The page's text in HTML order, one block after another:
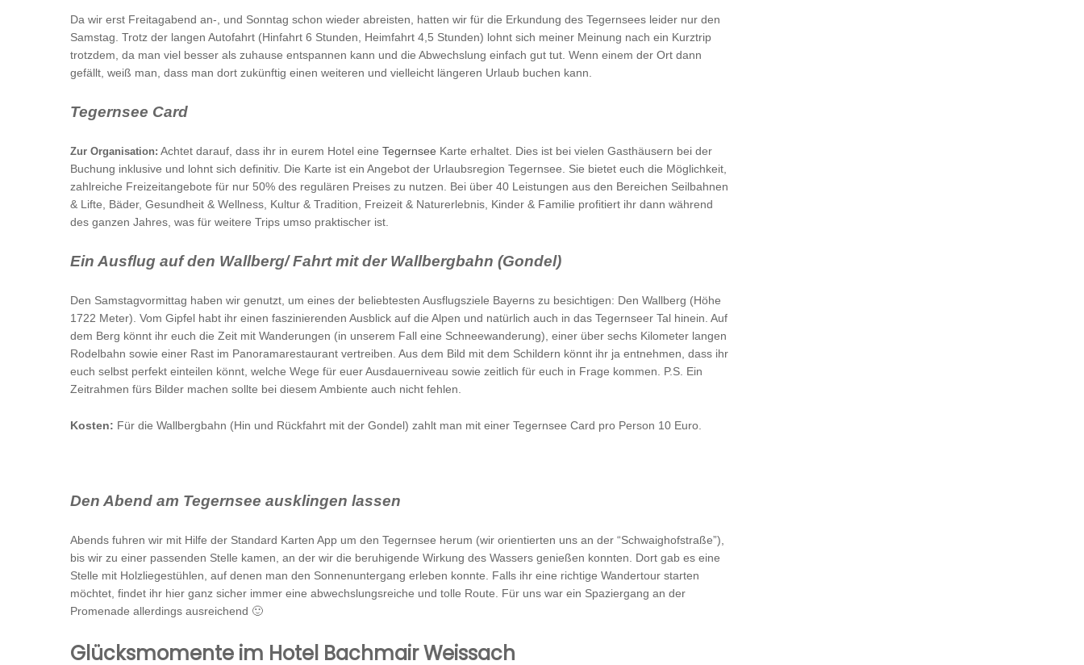
Da wir erst Freitagabend an-, und Sonntag schon wieder abreisten, hatten wir für die Erkundung des Tegernsees leider nur den
Samstag. Trotz der langen Autofahrt (Hinfahrt 6 Stunden, Heimfahrt 4,5 Stunden) lohnt sich meiner Meinung nach ein Kurztrip
trotzdem, da man viel besser als zuhause entspannen kann und die Abwechslung einfach gut tut. Wenn einem der Ort dann
gefällt, weiß man, dass man dort zukünftig einen weiteren und vielleicht längeren Urlaub buchen kann.
Tegernsee Card
Zur Organisation: Achtet darauf, dass ihr in eurem Hotel eine Tegernsee Karte erhaltet. Dies ist bei vielen Gasthäusern bei der
Buchung inklusive und lohnt sich definitiv. Die Karte ist ein Angebot der Urlaubsregion Tegernsee. Sie bietet euch die Möglichkeit,
zahlreiche Freizeitangebote für nur 50% des regulären Preises zu nutzen. Bei über 40 Leistungen aus den Bereichen Seilbahnen
& Lifte, Bäder, Gesundheit & Wellness, Kultur & Tradition, Freizeit & Naturerlebnis, Kinder & Familie profitiert ihr dann während
des ganzen Jahres, was für weitere Trips umso praktischer ist.
Ein Ausflug auf den Wallberg/ Fahrt mit der Wallbergbahn (Gondel)
Den Samstagvormittag haben wir genutzt, um eines der beliebtesten Ausflugsziele Bayerns zu besichtigen: Den Wallberg (Höhe
1722 Meter). Vom Gipfel habt ihr einen faszinierenden Ausblick auf die Alpen und natürlich auch in das Tegernseer Tal hinein. Auf
dem Berg könnt ihr euch die Zeit mit Wanderungen (in unserem Fall eine Schneewanderung), einer über sechs Kilometer langen
Rodelbahn sowie einer Rast im Panoramarestaurant vertreiben. Aus dem Bild mit dem Schildern könnt ihr ja entnehmen, dass ihr
euch selbst perfekt einteilen könnt, welche Wege für euer Ausdauerniveau sowie zeitlich für euch in Frage kommen. P.S. Ein
Zeitrahmen fürs Bilder machen sollte bei diesem Ambiente auch nicht fehlen.
Kosten: Für die Wallbergbahn (Hin und Rückfahrt mit der Gondel) zahlt man mit einer Tegernsee Card pro Person 10 Euro.
Den Abend am Tegernsee ausklingen lassen
Abends fuhren wir mit Hilfe der Standard Karten App um den Tegernsee herum (wir orientierten uns an der “Schwaighofstraße”),
bis wir zu einer passenden Stelle kamen, an der wir die beruhigende Wirkung des Wassers genießen konnten. Dort gab es eine
Stelle mit Holzliegestühlen, auf denen man den Sonnenuntergang erleben konnte. Falls ihr eine richtige Wandertour starten
möchtet, findet ihr hier ganz sicher immer eine abwechslungsreiche und tolle Route. Für uns war ein Spaziergang an der
Promenade allerdings ausreichend 🙂
Glücksmomente im Hotel Bachmair Weissach